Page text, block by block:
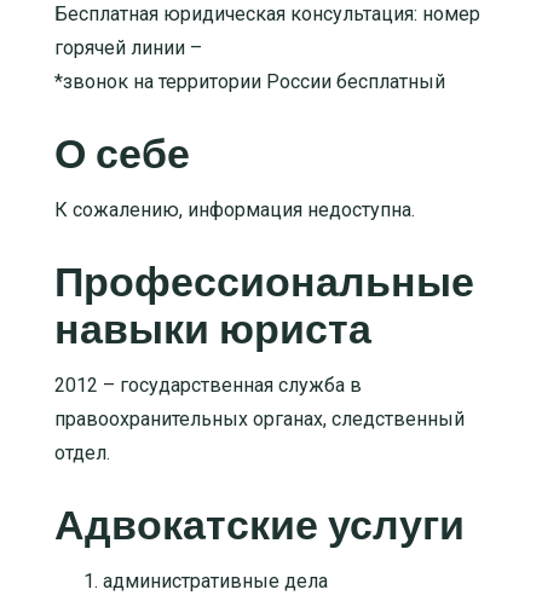
Бесплатная юридическая консультация: номер
горячей линии –
*звонок на территории России бесплатный
О себе
К сожалению, информация недоступна.
Профессиональные
навыки юриста
2012 – государственная служба в
правоохранительных органах, следственный
отдел.
Адвокатские услуги
административные дела